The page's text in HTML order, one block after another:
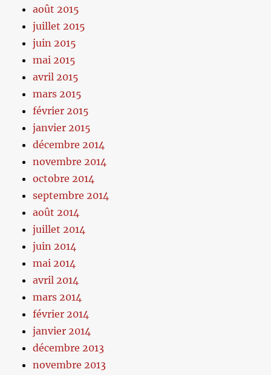
août 2015
juillet 2015
juin 2015
mai 2015
avril 2015
mars 2015
février 2015
janvier 2015
décembre 2014
novembre 2014
octobre 2014
septembre 2014
août 2014
juillet 2014
juin 2014
mai 2014
avril 2014
mars 2014
février 2014
janvier 2014
décembre 2013
novembre 2013